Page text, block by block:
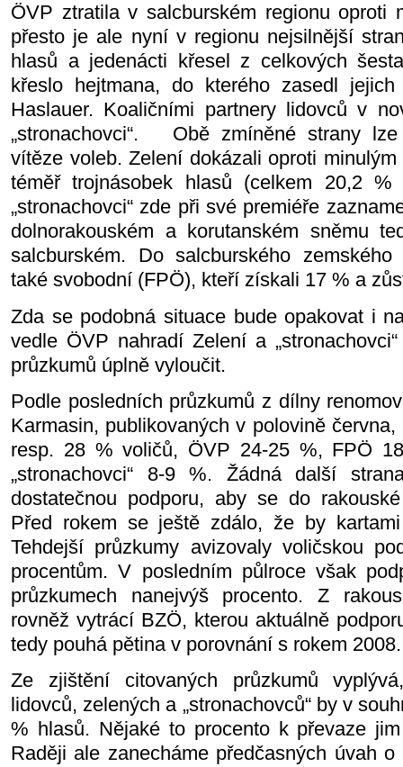
ÖVP ztratila v salcburském regionu oproti
přesto je ale nyní v regionu nejsilnější
hlasů a jedenácti křesel z celkových
křeslo hejtmana, do kterého zasedl
Haslauer. Koaličními partnery lidovců v
„stronachovci“. Obě zmíněné strany
vítěze voleb. Zelení dokázali oproti
téměř trojnásobek hlasů (celkem 20,2
„stronachovci“ zde při své premiéře
dolnorakouském a korutanském sněmu
salcburském. Do salcburského
také svobodní (FPÖ), kteří získali 17 % a
Zda se podobná situace bude opakovat i
vedle ÖVP nahradí Zelení a
průzkumů úplně vyloučit.
Podle posledních průzkumů z dílny
Karmasin, publikovaných v polovině
resp. 28 % voličů, ÖVP 24-25 %, FPÖ
„stronachovci“ 8-9 %. Žádná další
dostatečnou podporu, aby se do
Před rokem se ještě zdálo, že by
Tehdejší průzkumy avizovaly voličskou
procentům. V posledním půlroce však
průzkumech nanejvýš procento. Z
rovněž vytrácí BZÖ, kterou aktuálně
tedy pouhá pětina v porovnání s rokem 2008.
Ze zjištění citovaných průzkumů
lidovců, zelených a „stronachovců“ by v
% hlasů. Nějaké to procento k převaze
Raději ale zanecháme předčasných úvah